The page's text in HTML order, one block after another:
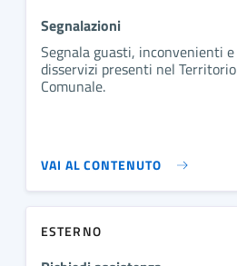
Segnalazioni
Segnala guasti, inconvenienti e
disservizi presenti nel Territorio
Comunale.
VAI AL CONTENUTO
ESTERNO